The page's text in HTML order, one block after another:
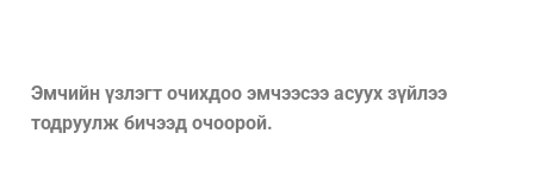
Эмчийн үзлэгт очихдоо эмчээсээ асуух зүйлээ
тодруулж бичээд очоорой.